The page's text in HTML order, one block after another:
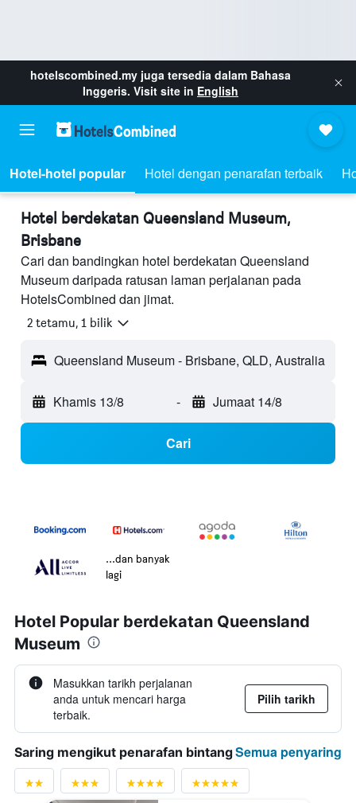
hotelscombined.my juga tersedia dalam Bahasa
Inggeris. Visit site in English
Hotel-hotel popular Hotel dengan penarafan terbaik
Hotel berdekatan Queensland Museum,
Brisbane
Cari dan bandingkan hotel berdekatan Queensland
Museum daripada ratusan laman perjalanan pada
HotelsCombined dan jimat.
2 tetamu, 1 bilik
Queensland Museum - Brisbane, QLD, Australia
Khamis 13/8 - Jumaat 14/8
Cari
...dan banyak
lagi
Hotel Popular berdekatan Queensland
Museum
Masukkan tarikh perjalanan
anda untuk mencari harga
terbaik.
Pilih tarikh
Saring mengikut penarafan bintangSemua penyaring